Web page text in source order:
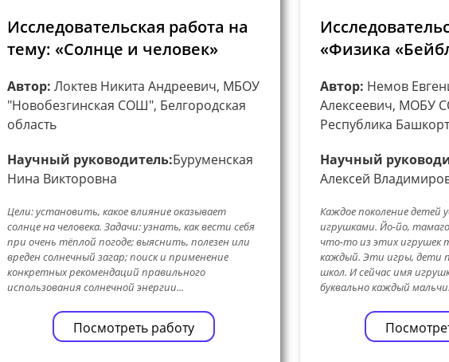
Исследовательская работа на
тему: «Солнце и человек»
Автор: Локтев Никита Андреевич, МБОУ
"Новобезгинская СОШ", Белгородская
область
Научный руководитель:Буруменская
Нина Викторовна
Цели: установить, какое влияние оказывает
солнце на человека. Задачи: узнать, как вести себя
при очень тёплой погоде; выяснить, полезен или
вреден солнечный загар; поиск и применение
конкретных рекомендаций правильного
использования солнечной энергии...
Посмотреть работу
«Физика
Автор: Немов
Алексеевич, МОБУ
Республика
Научный
Алексей
Каждое поколение детей
игрушками. Йо-йо,
что-то из этих игрушек
каждый. Эти игры, дети
школ. И сейчас имя
буквально каждый